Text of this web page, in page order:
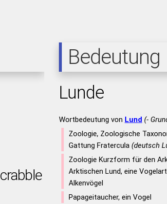
Bedeutung
Lunde
Wortbedeutung von Lund (-
Zoologie, Zoologische
Gattung Fratercula (deutsch
Zoologie Kurzform für den
Arktischen Lund, eine
Alkenvögel
Papageitaucher, ein Vogel